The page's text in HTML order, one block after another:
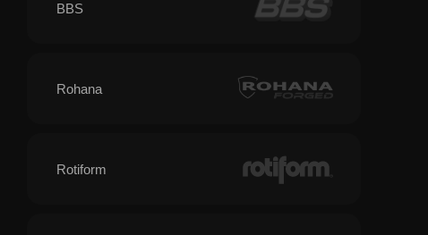
BBS
Rohana
Rotiform